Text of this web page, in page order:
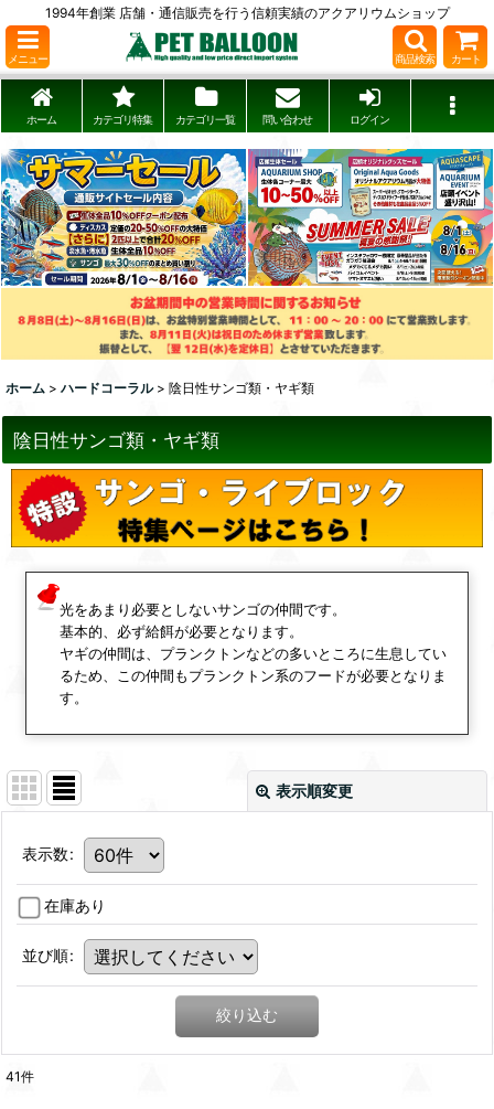
1994年創業 店舗・通信販売を行う信頼実績のアクアリウムショップ
メニュー 商品検索 カート
ホーム カテゴリ特集 カテゴリ一覧 問い合わせ ログイン
ホーム > ハードコーラル > 陰日性サンゴ類・ヤギ類
陰日性サンゴ類・ヤギ類
光をあまり必要としないサンゴの仲間です。
基本的、必ず給餌が必要となります。
ヤギの仲間は、プランクトンなどの多いところに生息してい
るため、この仲間もプランクトン系のフードが必要となりま
す。
表示順変更
表示数:
在庫あり
並び順:
絞り込む
41件